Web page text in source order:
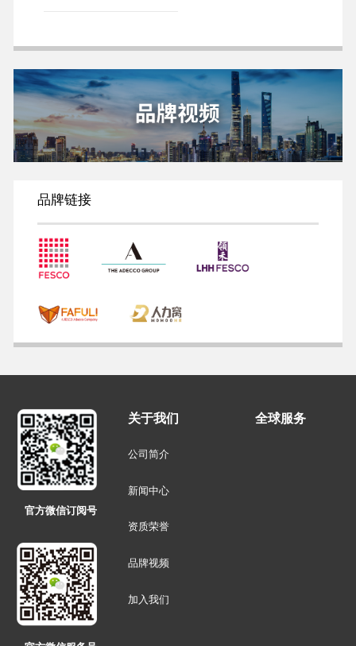
品牌链接
关于我们
公司简介
新闻中心
资质荣誉
品牌视频
加入我们
全球服务
官方微信订阅号